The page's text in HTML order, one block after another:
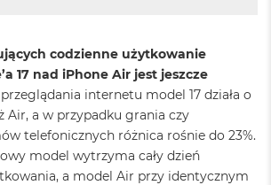
codzienne użytkowanie
17 nad iPhone Air jest jeszcze
internetu model 17 działa o
Air, a w przypadku grania czy
telefonicznych różnica rośnie do 23%.
model wytrzyma cały dzień
a model Air przy identycznym